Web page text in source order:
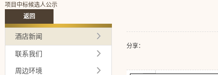
分享：
项目中标候选人公示
返回
酒店新闻
联系我们
周边环境